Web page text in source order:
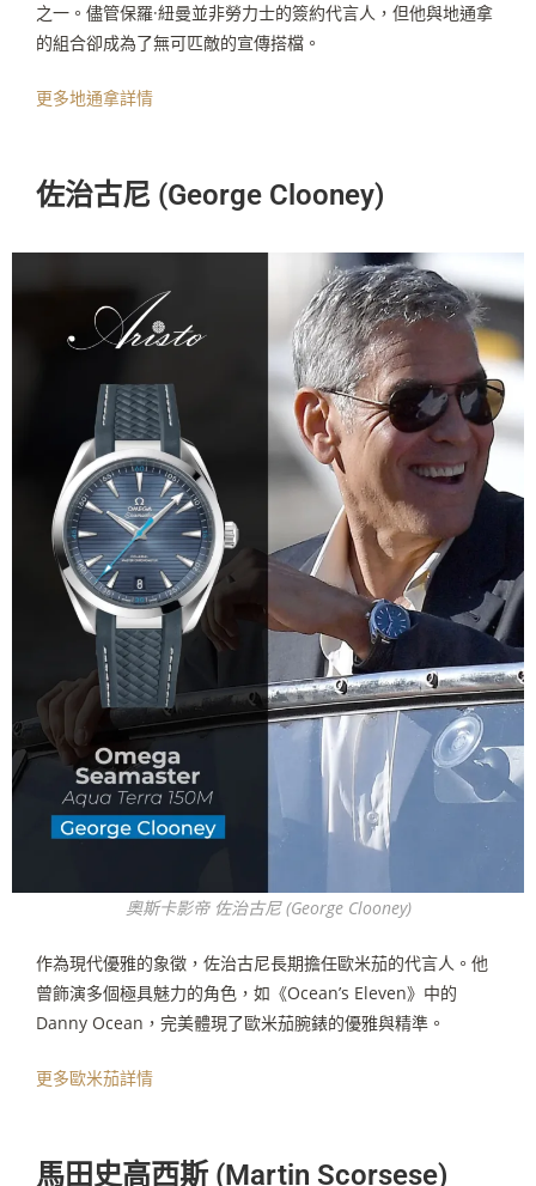
之一。儘管保羅·紐曼並非勞力士的簽約代言人，但他與地通拿
的組合卻成為了無可匹敵的宣傳搭檔。
更多地通拿詳情
佐治古尼 (George Clooney)
奧斯卡影帝 佐治古尼 (George Clooney)
作為現代優雅的象徵，佐治古尼長期擔任歐米茄的代言人。他
曾飾演多個極具魅力的角色，如《Ocean’s Eleven》中的
Danny Ocean ，完美體現了歐米茄腕錶的優雅與精準。
更多歐米茄詳情
馬田史高西斯 (Martin Scorsese)